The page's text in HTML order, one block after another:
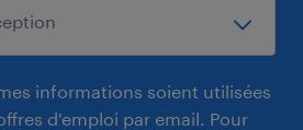
informations soient utilisées
d'emploi par email. Pour